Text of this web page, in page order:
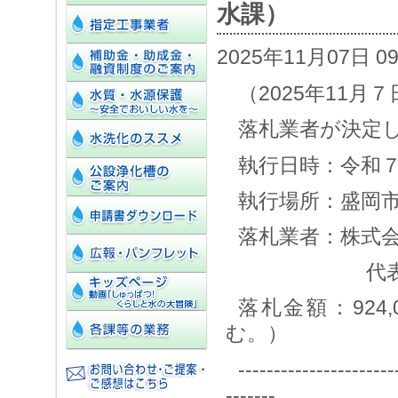
水課）
2025年11月07日
（2025年11月
落札業者が決定
執行日時：令和
執行場所：盛岡
落札業者：株
代表取締
落札金額：
む。）